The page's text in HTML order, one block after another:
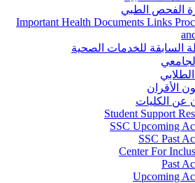
الفحص الطبي
Important Health Documents Links
السابقة للخدمات الصحية
الأقران
عن الكليات
Student Support
SSC Upcoming
SSC Past
Center For
Past
Upcoming